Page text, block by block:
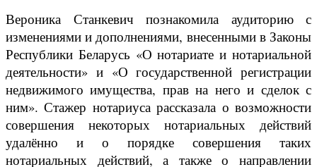
Вероника Станкевич познакомила аудиторию с
изменениями и дополнениями, внесенными в Законы
Республики Беларусь «О нотариате и нотариальной
деятельности» и «О государственной регистрации
недвижимого имущества, прав на него и сделок с
ним». Стажер нотариуса рассказала о возможности
совершения некоторых нотариальных действий
удалённо и о порядке совершения таких
нотариальных действий, а также о направлении